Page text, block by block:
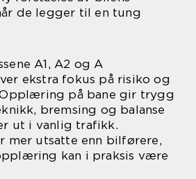
de legger til en tung
A1, A2 og A
ekstra fokus på risiko og
på bane gir trygg
bremsing og balanse
ut i vanlig trafikk.
mer utsatte enn bilførere,
kan i praksis være